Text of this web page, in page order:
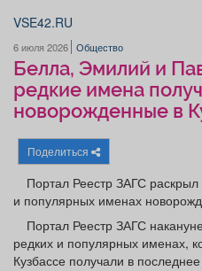
Работа Транспорт
Афиша
Товары
VSE42.RU
6 июля 2026 Общество
Белла, Эмилий и
редкие имена
новорожденные в
Поделиться
Портал Реестр ЗАГС
и популярных именах
Портал Реестр ЗАГС
редких и популярных именах,
Кузбассе получали в